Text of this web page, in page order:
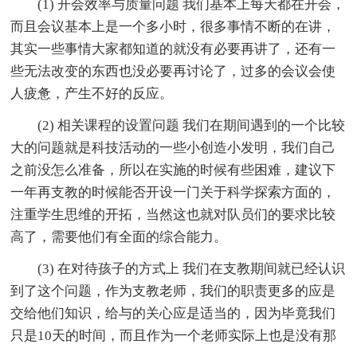
(1) 开会效率与质量问题 我们基本上每天都在开会，
而且会议基本上是一个多小时，很多事情不断的在讲，
其实一些事情大家都知道的就没有必要再讲了，还有一
些无法改变的东西也没必要再讨论了，过多的会议会使
人疲惫，产生不好的反应。
(2) 相关课程的设置问题 我们在期间遇到的一个比较
大的问题就是科技活动的一些小创造小发明，我们自己
之前没怎么准备，所以在实施的时候有些困难，建议下
一年再支教的时候能否开设一门关于科学探索方面的，
注重学生思维的开拓，当然这也就对队员们的要求比较
高了，需要他们有全面的综合能力。
(3) 在对待孩子的方式上 我们在支教期间就已经认识
到了这个问题，作为支教老师，我们的职责更多的应是
交给他们知识，给与的关心应是适当的，因为毕竟我们
只是10天的时间，而且作为一个老师实际上也是没有那